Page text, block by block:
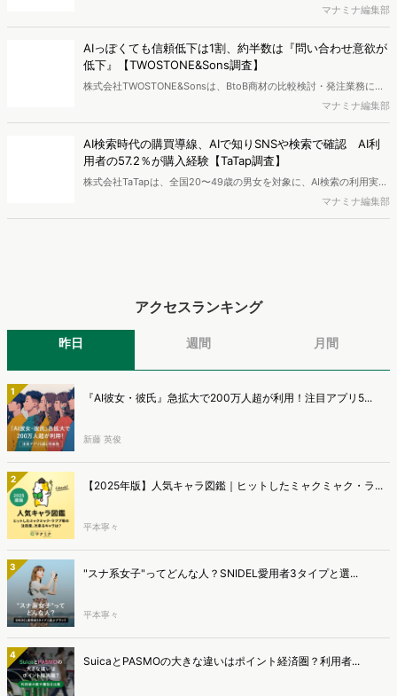
ィングサービスを提供する株式会社ヴァリューズは、国内最大規模
250万人のWeb行動ログデータを基盤としたマーケティングリサーチ
エンジン「Dockpit（ドックピット）」の新機能として、AIが市場分
析から仮説構築、レポート作成までを自律的にサポートする
「Dockpit AIエージェント」の提供を開始いたしました。
マナミナ編集部
AIっぽくても信頼低下は1割、約半数は『問い合わせ意欲が
低下』【TWOSTONE&Sons調査】
株式会社TWOSTONE&Sonsは、BtoB商材の比較検討・発注業務に携
わる担当者を対象に、コンテンツのAIっぽさに関する意識調査を実施
し、結果を公開しました。
マナミナ編集部
AI検索時代の購買導線、AIで知りSNSや検索で確認 AI利
用者の57.2％が購入経験【TaTap調査】
株式会社TaTapは、全国20〜49歳の男女を対象に、AI検索の利用実態
と、AIで知った商品をどこで確かめているかを調査し、結果を公開し
ました。
マナミナ編集部
アクセスランキング
昨日 週間 月間
1 『AI彼女・彼氏』急拡大で200万人超が利用！注目アプリ5...
新藤 英俊
2 【2025年版】人気キャラ図鑑｜ヒットしたミャクミャク・ラ...
平本寧々
3 "スナ系女子"ってどんな人？SNIDEL愛用者3タイプと選...
平本寧々
4 SuicaとPASMOの大きな違いはポイント経済圏？利用者...